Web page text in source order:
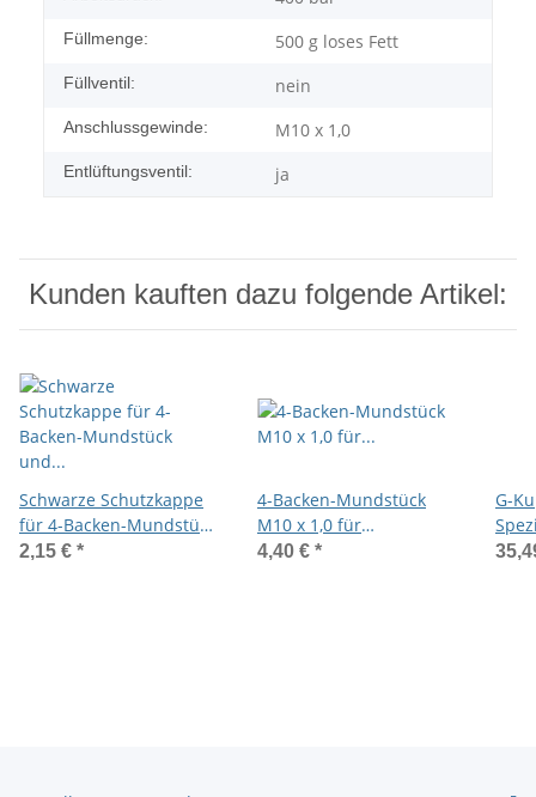
Füllmenge: 500 g loses Fett
Füllventil: nein
Anschlussgewinde: M10 x 1,0
Entlüftungsventil: ja
Kunden kauften dazu folgende Artikel:
Schwarze Schutzkappe
für 4-Backen-Mundstück
und SNAPSTAR
2,15 € *
4-Backen-Mundstück
M10 x 1,0 für
Kegelschmiernippel
4,40 € *
G-